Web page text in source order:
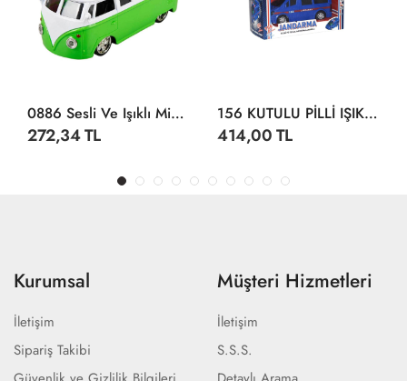
0886 Sesli Ve Işıklı Minibüs 14 Cm -Sunman
272,34 TL
156 KUTULU PİLLİ IŞIKLI JANDARMA
414,00 TL
Kurumsal
İletişim
Sipariş Takibi
Müşteri Hizmetleri
İletişim
S.S.S.